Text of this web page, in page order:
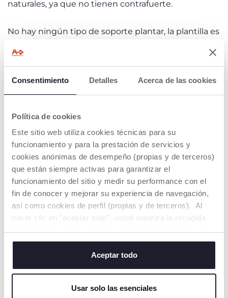
Consentimiento Detalles Acerca de las cookies
Política de cookies
Este sitio web utiliza cookies técnicas para su
funcionamiento y para la prestación de servicios y
cookies anónimas de desempeño (propias y de terceros)
que están siempre activas para garantizar el
funcionamiento del sitio y medir su performance con el
fin de conocer y mejorar su experiencia de navegación,
así como cookies de perfil (propias y de terceros). Al
hacer clic en "aceptar todo", usted autoriza la recogida
o cambiar o revocar el consentimiento de todas o
algunas cookies, haga clic en "mostrar detalles". Al
cerrar este banner, usted consiente en utilizar
servicio solicitado.
Aceptar todo
Usar solo las esenciales
naturales, ya que no tienen contrafuerte.
No hay ningún tipo de soporte plantar, la plantilla es
plantar.
Descubre aquí la
colección completa de zapatos
barefoot de Chicco
¿CUÁLES SON LOS BENEFICIOS DEL